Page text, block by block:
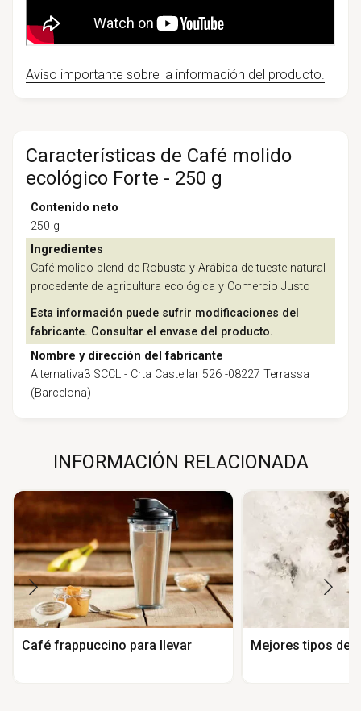
Aviso importante sobre la información del producto.
Características de Café molido
ecológico Forte - 250 g
Contenido neto
250 g
Ingredientes
Café molido blend de Robusta y Arábica de tueste natural
procedente de agricultura ecológica y Comercio Justo
Esta información puede sufrir modificaciones del
fabricante. Consultar el envase del producto.
Nombre y dirección del fabricante
Alternativa3 SCCL - Crta Castellar 526 -08227 Terrassa
(Barcelona)
INFORMACIÓN RELACIONADA
Café frappuccino para llevar Mejores tipos de